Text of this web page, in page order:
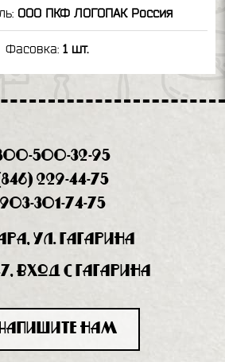
ООО ПКФ ЛОГОПАК Россия
Фасовка: 1 шт.
500-32-95
229-44-75
301-74-75
ул. Гагарина
вход с Гагарина
нам